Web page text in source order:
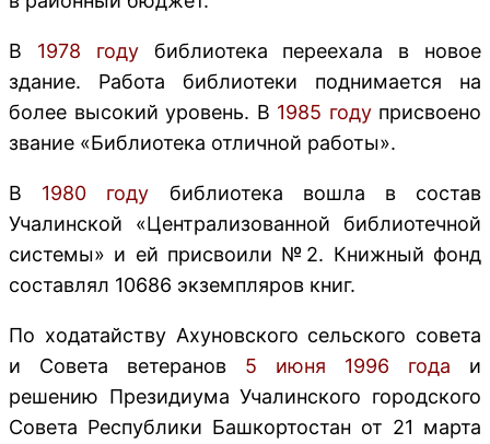
В 1978 годубиблиотека переехала в новое
здание. Работа библиотеки поднимается на
более высокий уровень. В 1985 годуприсвоено
звание «Библиотека отличной работы».
В 1980 году библиотека вошла в состав
Учалинской «Централизованной библиотечной
системы» и ей присвоили №2. Книжный фонд
составлял 10686 экземпляров книг.
По ходатайству Ахуновского сельского совета
и Совета ветеранов 5 июня 1996 года и
решению Президиума Учалинского городского
Совета Республики Башкортостан от 21 марта